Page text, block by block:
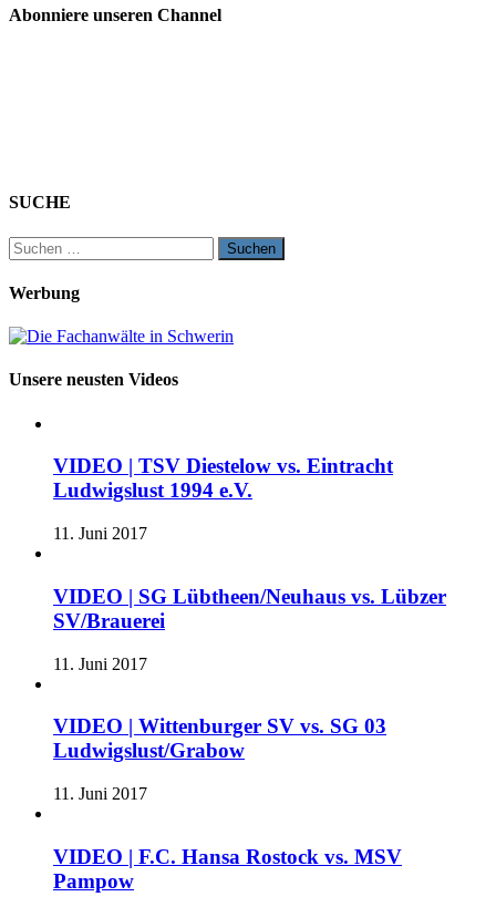
Abonniere unseren Channel
SUCHE
Suchen
nach:
Werbung
Unsere neusten Videos
VIDEO | TSV Diestelow vs. Eintracht
Ludwigslust 1994 e.V.
11. Juni 2017
VIDEO | SG Lübtheen/Neuhaus vs. Lübzer
SV/Brauerei
11. Juni 2017
VIDEO | Wittenburger SV vs. SG 03
Ludwigslust/Grabow
11. Juni 2017
VIDEO | F.C. Hansa Rostock vs. MSV
Pampow